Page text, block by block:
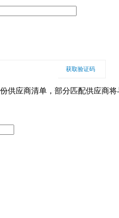
获取验证码
供应商清单，部分匹配供应商